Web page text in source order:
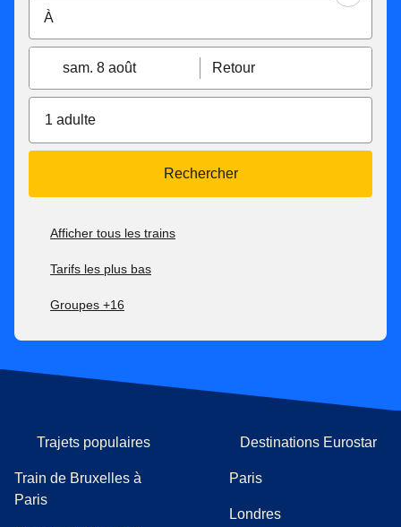
sam. 8 août Retour
1 adulte
Rechercher
Afficher tous les trains
Tarifs les plus bas
Groupes +16
Trajets populaires
Train de Bruxelles à
Paris
Destinations Eurostar
Paris
Londres